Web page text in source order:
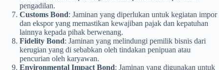
pengadilan.
Customs Bond: Jaminan yang diperlukan untuk kegiatan impor
dan ekspor yang memastikan kewajiban pajak dan kepatuhan
lainnya kepada pihak berwenang.
Fidelity Bond: Jaminan yang melindungi pemilik bisnis dari
kerugian yang di sebabkan oleh tindakan penipuan atau
pencurian oleh karyawan.
Environmental Impact Bond: Jaminan yang digunakan untuk